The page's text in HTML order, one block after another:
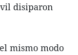
disiparon
mismo modo